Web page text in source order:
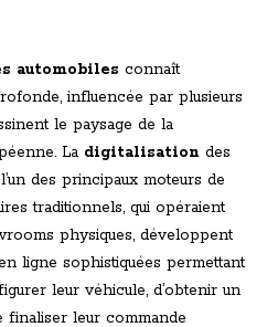
automobiles connaît
influencée par plusieurs
le paysage de la
La digitalisation des
des principaux moteurs de
traditionnels, qui opéraient
physiques, développent
ligne sophistiquées permettant
leur véhicule, d’obtenir un
finaliser leur commande